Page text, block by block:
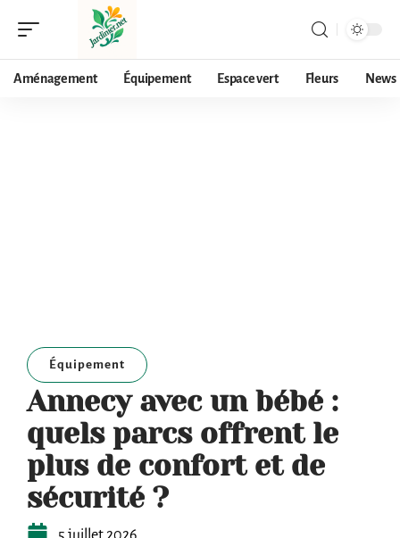
Aménagement Équipement Espace vert Fleurs News
Équipement
Annecy avec un bébé :
quels parcs offrent le
plus de confort et de
sécurité ?